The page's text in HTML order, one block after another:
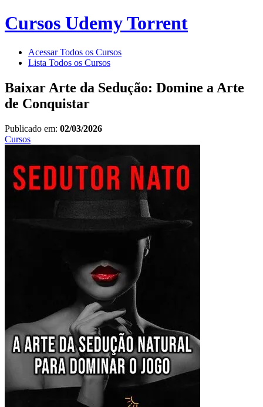
Cursos Udemy Torrent
Acessar Todos os Cursos
Lista Todos os Cursos
Baixar Arte da Sedução: Domine a Arte
de Conquistar
Publicado em: 02/03/2026
Cursos